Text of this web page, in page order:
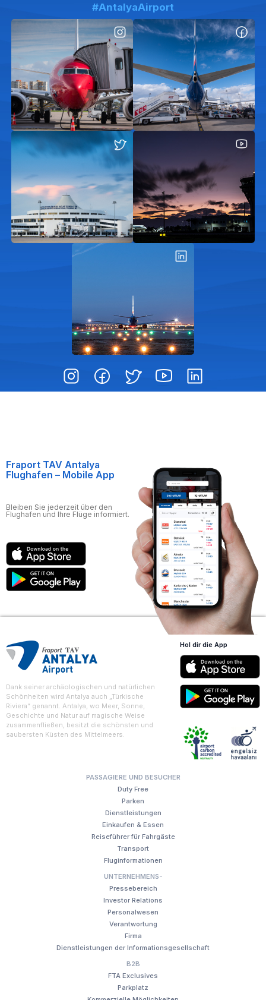
#AntalyaAirport
Fraport TAV Antalya
Flughafen – Mobile App
Bleiben Sie jederzeit über den
Flughafen und Ihre Flüge informiert.
Dank seiner archäologischen und natürlichen
Schönheiten wird Antalya auch „Türkische
Riviera“ genannt. Antalya, wo Meer, Sonne,
Geschichte und Natur auf magische Weise
zusammenfließen, besitzt die schönsten und
saubersten Küsten des Mittelmeers.
PASSAGIERE UND BESUCHER
Duty Free
Parken
Dienstleistungen
Einkaufen & Essen
Reiseführer für Fahrgäste
Transport
Fluginformationen
UNTERNEHMENS-
Pressebereich
Investor Relations
Personalwesen
Verantwortung
Firma
Dienstleistungen der Informationsgesellschaft
B2B
FTA Exclusives
Parkplatz
Hol dir die App